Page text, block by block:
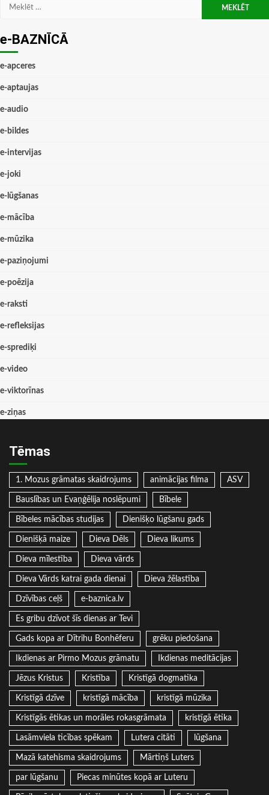
Meklēt:
e-BAZNĪCĀ
e-apceres
e-aptaujas
e-audio
e-bildes
e-intervijas
e-joki
e-lūgšanas
e-mācība
e-mūzika
e-paziņojumi
e-poēzija
e-raksti
e-refleksijas
e-sprediķi
e-video
e-viktorīnas
e-ziņas
Tēmas
1. Mozus grāmatas skaidrojums animācijas filma ASV
Bauslības un Evaņģēlija noslēpumi Bībele
Bībeles mācības studijas Dienišķo lūgšanu gads
Dienišķā maize Dieva Dēls Dieva likums
Dieva mīlestība Dieva vārds
Dieva Vārds katrai gada dienai Dieva žēlastība
Dzīvības ceļš e-baznica.lv
Es gribu dzīvot šīs dienas ar Tevi
Gads kopa ar Dītrihu Bonhēferu grēku piedošana
Ikdienas ar Pirmo Mozus grāmatu Ikdienas meditācijas
Jēzus Kristus Kristība Kristīgā dogmatika
Kristīgā dzīve kristīgā mācība kristīgā mūzika
Kristīgās ētikas un morāles rokasgrāmata kristīgā ētika
Lasāmviela ticības spēkam Lutera citāti lūgšana
Mazā katehisma skaidrojums Mārtiņš Luters
par lūgšanu Piecas minūtes kopā ar Luteru